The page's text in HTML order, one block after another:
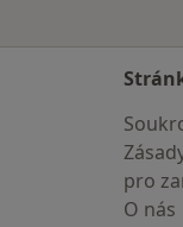
pro
O nás